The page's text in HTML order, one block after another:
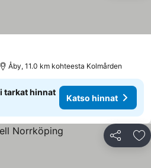
Åby, 11.0 km kohteesta Kolmården
tarkat hinnat
Katso hinnat
Jaa